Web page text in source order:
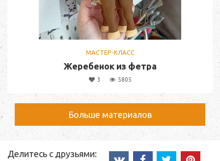
МАСТЕР-КЛАСС
Жеребенок из фетра
3 5805
Больше материалов
Делитесь с друзьями: